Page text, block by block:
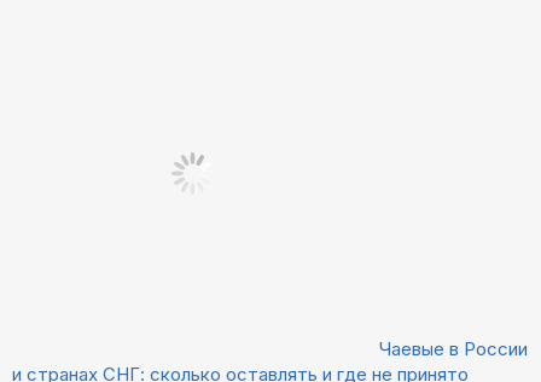
Чаевые в России
и странах СНГ: сколько оставлять и где не принято